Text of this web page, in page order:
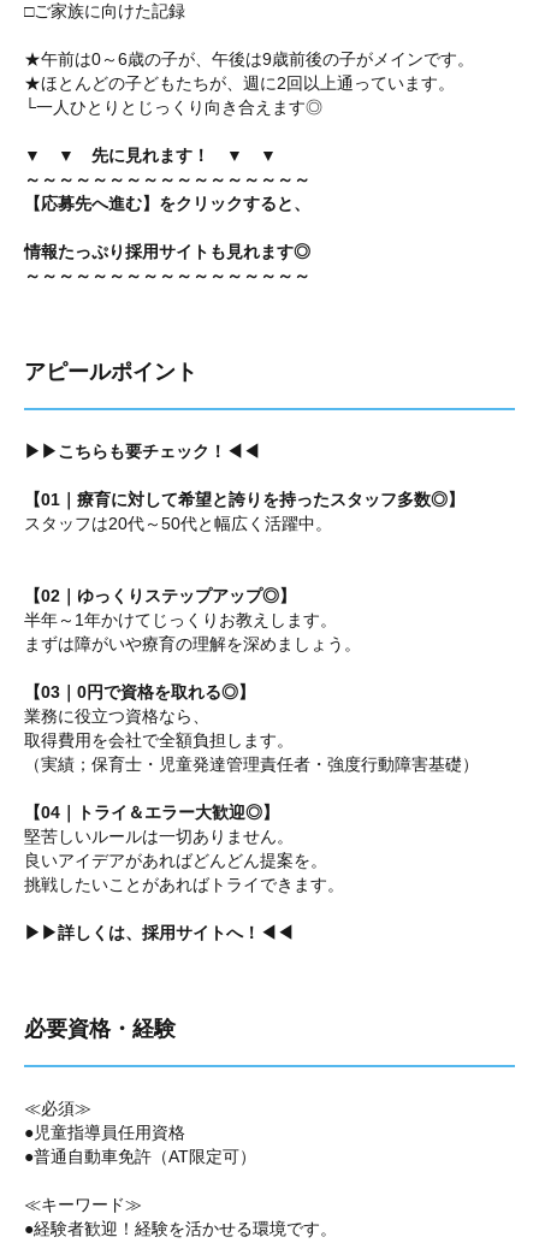
□ご家族に向けた記録
★午前は0～6歳の子が、午後は9歳前後の子がメインです。
★ほとんどの子どもたちが、週に2回以上通っています。
└一人ひとりとじっくり向き合えます◎
▼ ▼ 先に見れます！ ▼ ▼
～～～～～～～～～～～～～～～～～
【応募先へ進む】をクリックすると、
情報たっぷり採用サイトも見れます◎
～～～～～～～～～～～～～～～～～
アピールポイント
▶▶こちらも要チェック！◀◀
【01｜療育に対して希望と誇りを持ったスタッフ多数◎】
スタッフは20代～50代と幅広く活躍中。
【02｜ゆっくりステップアップ◎】
半年～1年かけてじっくりお教えします。
まずは障がいや療育の理解を深めましょう。
【03｜0円で資格を取れる◎】
業務に役立つ資格なら、
取得費用を会社で全額負担します。
（実績；保育士・児童発達管理責任者・強度行動障害基礎）
【04｜トライ＆エラー大歓迎◎】
堅苦しいルールは一切ありません。
良いアイデアがあればどんどん提案を。
挑戦したいことがあればトライできます。
▶▶詳しくは、採用サイトへ！◀◀
必要資格・経験
≪必須≫
●児童指導員任用資格
●普通自動車免許（AT限定可）
≪キーワード≫
●経験者歓迎！経験を活かせる環境です。